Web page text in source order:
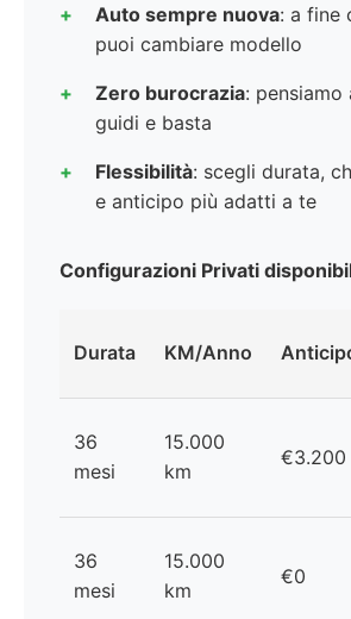
Auto sempre nuova: a fine
puoi cambiare modello
Zero burocrazia:
guidi e basta
Flessibilità: scegli durata,
e anticipo più adatti a te
Configurazioni Privati
Durata KM/Anno
36
mesi
15.000
km
€3.200
36
mesi
15.000
km
€0